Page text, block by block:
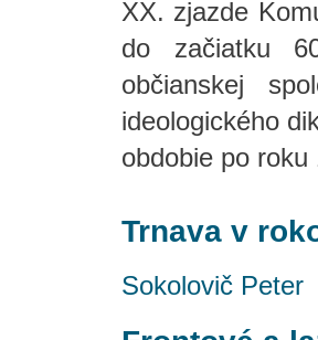
XX. zjazde
do začiatku
občianskej
ideologického
obdobie po
Trnava v
Sokolovič Peter